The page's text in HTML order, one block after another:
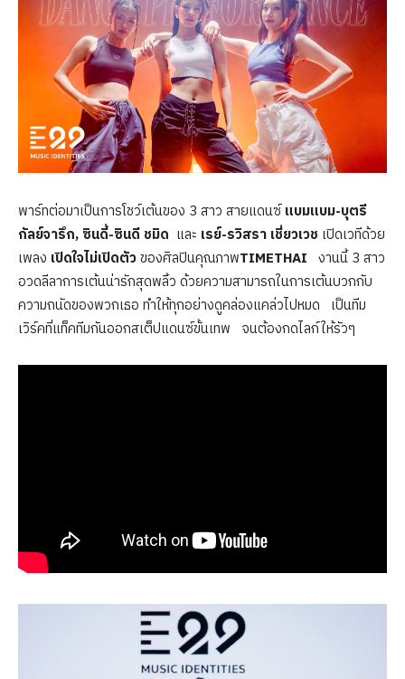
พาร์ทต่อมาเป็นการโชว์เต้นของ 3 สาว สายแดนซ์แบมแบม-บุตรี
กัลย์จารึก, ซินดี้-ซินดี ชมิด และ เรย์-รวิสรา เชี่ยวเวช เปิดเวทีด้วย
เพลง เปิดใจไม่เปิดตัวของศิลปินคุณภาพTIMETHAI งานนี้ 3 สาว
อวดลีลาการเต้นน่ารักสุดพลิ้ว ด้วยความสามารถในการเต้นบวกกับ
ความถนัดของพวกเธอ ทำให้ทุกอย่างดูคล่องแคล่วไปหมด เป็นทีม
เวิร์คที่แท็คทีมกันออกสเต็ปแดนซ์ขั้นเทพ จนต้องกดไลก์ให้รัวๆ